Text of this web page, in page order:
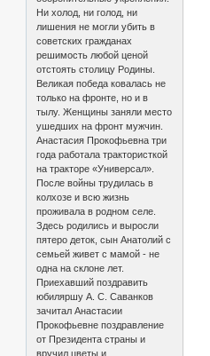
Ни холод, ни голод, ни
лишения не могли убить в
советских гражданах
решимость любой ценой
отстоять столицу Родины.
Великая победа ковалась не
только на фронте, но и в
тылу. Женщины заняли место
ушедших на фронт мужчин.
Анастасия Прокофьевна три
года работала трактористкой
на тракторе «Универсал».
После войны трудилась в
колхозе и всю жизнь
проживала в родном селе.
Здесь родились и выросли
пятеро деток, сын Анатолий с
семьей живет с мамой - не
одна на склоне лет.
Приехавший поздравить
юбиляршу А. С. Саванков
зачитал Анастасии
Прокофьевне поздравление
от Президента страны и
вручил цветы и